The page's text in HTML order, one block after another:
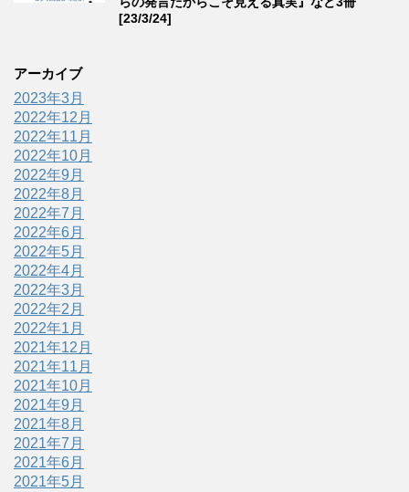
[23/3/24]
アーカイブ
2023年3月
2022年12月
2022年11月
2022年10月
2022年9月
2022年8月
2022年7月
2022年6月
2022年5月
2022年4月
2022年3月
2022年2月
2022年1月
2021年12月
2021年11月
2021年10月
2021年9月
2021年8月
2021年7月
2021年6月
2021年5月